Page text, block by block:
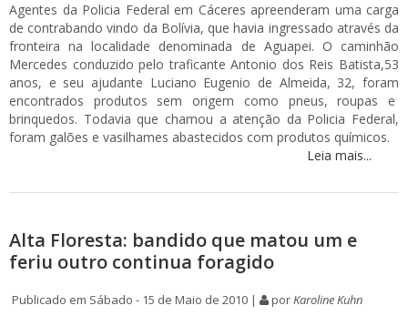
Agentes da Policia Federal em Cáceres apreenderam uma carga
de contrabando vindo da Bolívia, que havia ingressado através da
fronteira na localidade denominada de Aguapei. O caminhão
Mercedes conduzido pelo traficante Antonio dos Reis Batista,53
anos, e seu ajudante Luciano Eugenio de Almeida, 32, foram
encontrados produtos sem origem como pneus, roupas e
brinquedos. Todavia que chamou a atenção da Policia Federal,
foram galões e vasilhames abastecidos com produtos químicos.
Leia mais...
Alta Floresta: bandido que matou um e
feriu outro continua foragido
Publicado em Sábado - 15 de Maio de 2010 | porKaroline Kuhn